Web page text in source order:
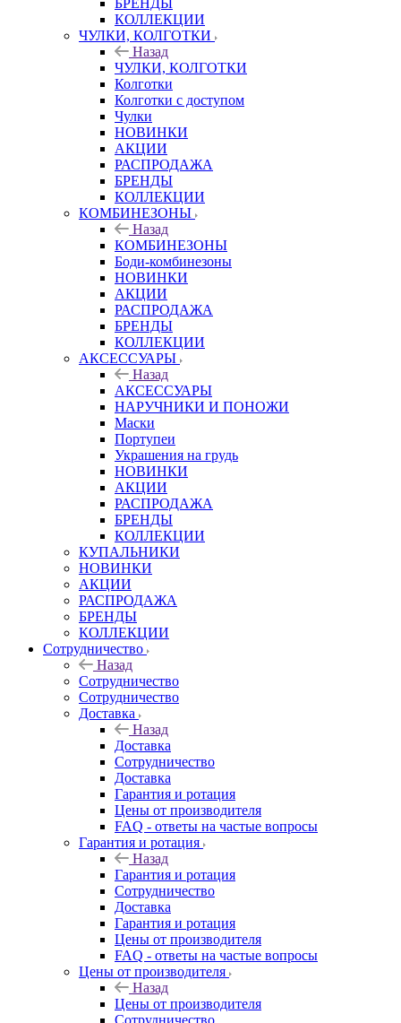
БРЕНДЫ
КОЛЛЕКЦИИ
ЧУЛКИ, КОЛГОТКИ
Назад
ЧУЛКИ, КОЛГОТКИ
Колготки
Колготки с доступом
Чулки
НОВИНКИ
АКЦИИ
РАСПРОДАЖА
БРЕНДЫ
КОЛЛЕКЦИИ
КОМБИНЕЗОНЫ
Назад
КОМБИНЕЗОНЫ
Боди-комбинезоны
НОВИНКИ
АКЦИИ
РАСПРОДАЖА
БРЕНДЫ
КОЛЛЕКЦИИ
АКСЕССУАРЫ
Назад
АКСЕССУАРЫ
НАРУЧНИКИ И ПОНОЖИ
Маски
Портупеи
Украшения на грудь
НОВИНКИ
АКЦИИ
РАСПРОДАЖА
БРЕНДЫ
КОЛЛЕКЦИИ
КУПАЛЬНИКИ
НОВИНКИ
АКЦИИ
РАСПРОДАЖА
БРЕНДЫ
КОЛЛЕКЦИИ
Сотрудничество
Назад
Сотрудничество
Сотрудничество
Доставка
Назад
Доставка
Сотрудничество
Доставка
Гарантия и ротация
Цены от производителя
FAQ - ответы на частые вопросы
Гарантия и ротация
Назад
Гарантия и ротация
Сотрудничество
Доставка
Гарантия и ротация
Цены от производителя
FAQ - ответы на частые вопросы
Цены от производителя
Назад
Цены от производителя
Сотрудничество